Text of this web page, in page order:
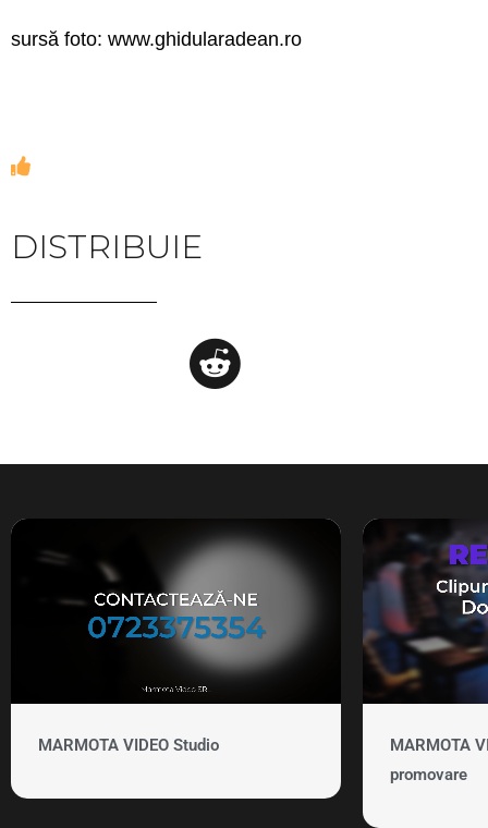
sursă foto: www.ghidularadean.ro
DISTRIBUIE
MARMOTA VIDEO Studio
MARMOTA
promovare